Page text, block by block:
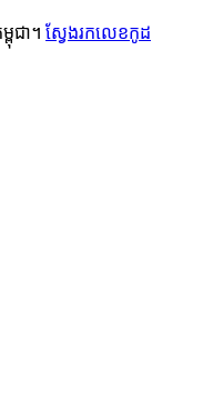
ជា។ ស្វែងរកលេខកូដ